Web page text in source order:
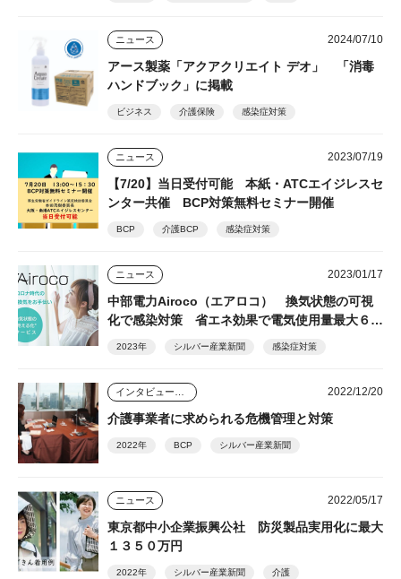
ニュース 2024/07/10
アース製薬「アクアクリエイト デオ」 「消毒
ハンドブック」に掲載
ビジネス 介護保険 感染症対策
ニュース 2023/07/19
【7/20】当日受付可能 本紙・ATCエイジレスセ
ンター共催 BCP対策無料セミナー開催
BCP 介護BCP 感染症対策
ニュース 2023/01/17
中部電力Airoco（エアロコ） 換気状態の可視
化で感染対策 省エネ効果で電気使用量最大６割
2023年 シルバー産業新聞 感染症対策
2022/12/20
介護事業者に求められる危機管理と対策
2022年 BCP シルバー産業新聞
ニュース 2022/05/17
東京都中小企業振興公社 防災製品実用化に最大
１３５０万円
2022年 シルバー産業新聞 介護